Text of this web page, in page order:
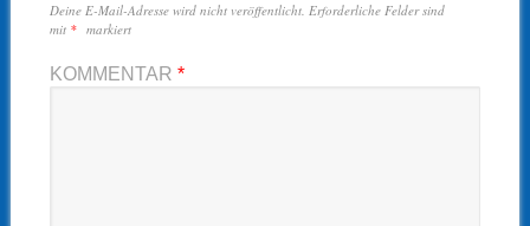
Deine E-Mail-Adresse wird nicht veröffentlicht. Erforderliche Felder sind
mit * markiert
KOMMENTAR *